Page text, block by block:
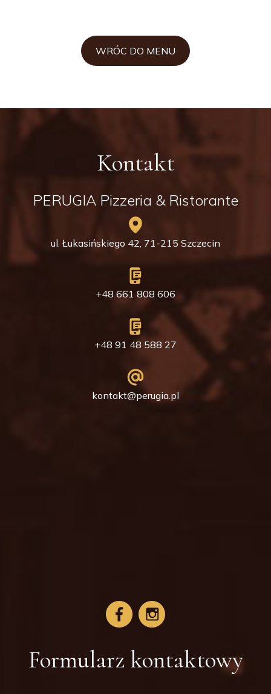
WRÓC DO MENU
Kontakt
PERUGIA Pizzeria & Ristorante
ul. Łukasińskiego 42, 71-215 Szczecin
+48 661 808 606
+48 91 48 588 27
kontakt@perugia.pl
Formularz kontaktowy